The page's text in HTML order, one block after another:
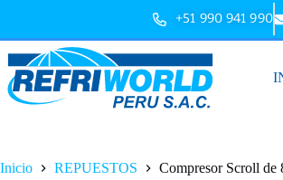
+51 990 941 990
Inicio REPUESTOS Compresor Scroll